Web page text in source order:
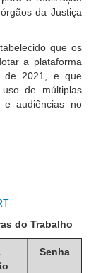
2026
da Justiça
que os
a plataforma
de 2021, e que
de múltiplas
e audiências no
do Trabalho
Senha